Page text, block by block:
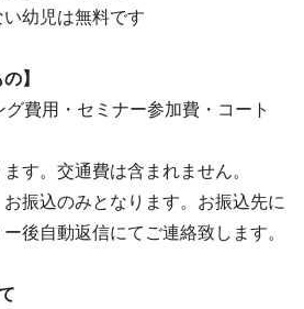
幼児は無料です
】
費用・セミナー参加費・コート
す。交通費は含まれません。
振込のみとなります。お振込先に
後自動返信にてご連絡致します。